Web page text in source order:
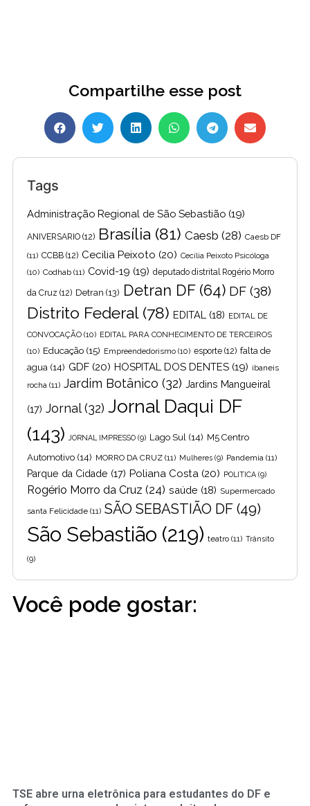
Compartilhe esse post
Tags
Administração Regional de São Sebastião (19)
ANIVERSARIO (12) Brasília (81) Caesb (28) Caesb DF
(11) CCBB (12) Cecilia Peixoto (20) Cecília Peixoto Psicóloga
(10) Codhab (11) Covid-19 (19) deputado distrital Rogério Morro
da Cruz (12) Detran (13) Detran DF(64) DF (38)
Distrito Federal(78) EDITAL (18) EDITAL DE
CONVOCAÇÃO (10) EDITAL PARA CONHECIMENTO DE TERCEIROS
(10) Educação (15) Empreendedorismo (10) esporte (12) falta de
agua (14) GDF (20) HOSPITAL DOS DENTES (19) ibaneis
rocha (11) Jardim Botânico (32) Jardins Mangueiral
(17) Jornal(32) Jornal Daqui DF
(143)
JORNAL IMPRESSO (9) Lago Sul (14) M5 Centro
Automotivo (14) MORRO DA CRUZ (11) Mulheres (9) Pandemia (11)
Parque da Cidade (17) Poliana Costa (20) POLITICA (9)
Rogério Morro da Cruz (24) saúde (18) Supermercado
santa Felicidade (11) SÃO SEBASTIÃO DF (49)
São Sebastião (219) teatro (11) Trânsito
(9)
Você pode gostar:
TSE abre urna eletrônica para estudantes do DF e